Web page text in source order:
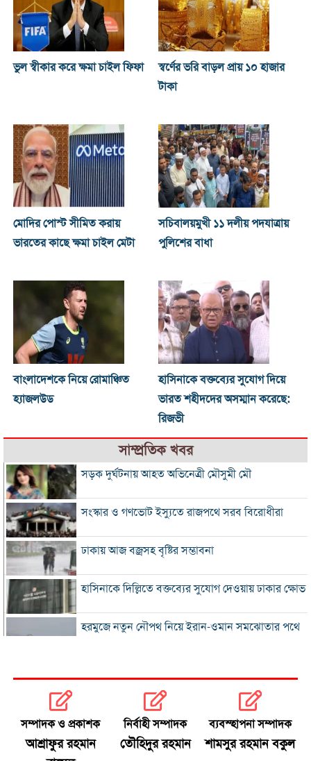
ভুল স্বীকার করে ক্ষমা চাইল ফিফা
স্বর্ণের ভরি বাড়ল প্রায় ১০ হাজার
টাকা
মোদির পোস্ট সীমিত করায়
ভারতের কাছে ক্ষমা চাইল মেটা
সচিবালয়মুখী ১১ দলীয় পদযাত্রায়
পুলিশের বাধা
বাংলাদেশকে নিয়ে রোমাঞ্চিত
হ্যাজলউড
হাসিনাকে বক্তব্যের সুযোগ দিয়ে
ভারত শহীদদের অসম্মান করেছে:
রিজভী
সাম্প্রতিক খবর
সড়ক দুর্ঘটনায় আহত অভিনেত্রী মৌসুমী মৌ
সংস্কার ও গণভোট ইস্যুতে রাজপথে সরব বিরোধীরা
ঢাকায় আজ বজ্রসহ বৃষ্টির সম্ভাবনা
হাসিনাকে দিল্লিতে বক্তব্যের সুযোগ দেওয়ায় ঢাকার ক্ষোভ
হরমুজে নতুন নৌপথ নিয়ে ইরান-ওমান সমঝোতার পথে
ভুল স্বীকার করে ক্ষমা চাইল ফিফা
স্বর্ণের ভরি বাড়ল প্রায় ১০ হাজার টাকা
সম্পাদক ও প্রকাশক
আশ্রাফুর রহমান
নির্বাহী সম্পাদক
তৌহিদুর রহমান
ব্যবস্হাপনা সম্পাদক
শামসুর রহমান বকুল